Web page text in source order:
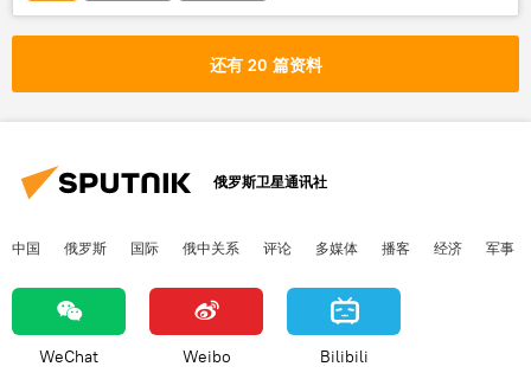
还有 20 篇资料
俄罗斯卫星通讯社
中国 俄罗斯 国际 俄中关系 评论 多媒体 播客 经济 军事
WeChat Weibo Bilibili